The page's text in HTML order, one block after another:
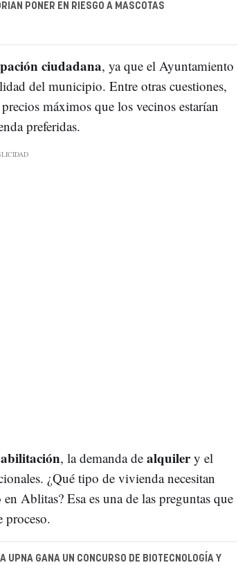
PONER EN RIESGO A MASCOTAS
ciudadana, ya que el Ayuntamiento
del municipio. Entre otras cuestiones,
máximos que los vecinos estarían
preferidas.
, la demanda de alquilery el
¿Qué tipo de vivienda necesitan
Ablitas? Esa es una de las preguntas que
proceso.
UPNA GANA UN CONCURSO DE BIOTECNOLOGÍA Y